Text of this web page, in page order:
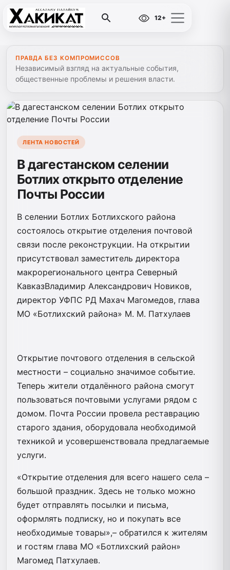
12+
ПРАВДА БЕЗ КОМПРОМИССОВ
Независимый взгляд на актуальные события,
общественные проблемы и решения власти.
ЛЕНТА НОВОСТЕЙ
В дагестанском селении
Ботлих открыто отделение
Почты России
В селении Ботлих Ботлихского района
состоялось открытие отделения почтовой
связи после реконструкции. На открытии
присутствовал заместитель директора
макрорегионального центра Северный
КавказВладимир Александрович Новиков,
директор УФПС РД Махач Магомедов, глава
МО «Ботлихский района» М. М. Патхулаев
Открытие почтового отделения в сельской
местности – социально значимое событие.
Теперь жители отдалённого района смогут
пользоваться почтовыми услугами рядом с
домом. Почта России провела реставрацию
старого здания, оборудовала необходимой
техникой и усовершенствовала предлагаемые
услуги.
«Открытие отделения для всего нашего села –
большой праздник. Здесь не только можно
будет отправлять посылки и письма,
оформлять подписку, но и покупать все
необходимые товары»,– обратился к жителям
и гостям глава МО «Ботлихский район»
Магомед Патхулаев.